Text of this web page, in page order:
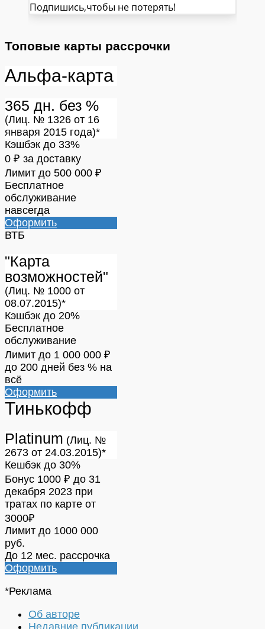
Подпишись,чтобы не потерять!
Топовые карты рассрочки
Альфа-карта
365 дн. без %
(Лиц. № 1326 от 16
января 2015 года)*
Кэшбэк до 33%
0 ₽ за доставку
Лимит до 500 000 ₽
Бесплатное
обслуживание
навсегда
Оформить
ВТБ
"Карта
возможностей"
(Лиц. № 1000 от
08.07.2015)*
Кэшбэк до 20%
Бесплатное
обслуживание
Лимит до 1 000 000 ₽
до 200 дней без % на
всё
Оформить
Тинькофф
Platinum (Лиц. №
2673 от 24.03.2015)*
Кешбэк до 30%
Бонус 1000 ₽ до 31
декабря 2023 при
тратах по карте от
3000₽
Лимит до 1000 000
руб.
До 12 мес. рассрочка
Оформить
*Реклама
Об авторе